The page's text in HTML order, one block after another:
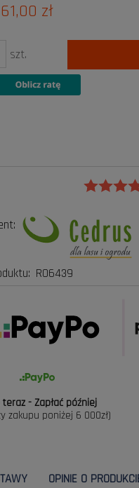
Cena nie zawiera
61,00 zł
szt.
RO6439
teraz - Zapłać później
zakupu poniżej 6 000zł)
OPINIE O